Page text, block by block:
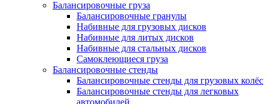
Балансировочные груза
Балансировочные гранулы
Набивные для грузовых дисков
Набивные для литых дисков
Набивные для стальных дисков
Самоклеющиеся груза
Балансировочные стенды
Балансировочные стенды для грузовых колёс
Балансировочные стенды для легковых